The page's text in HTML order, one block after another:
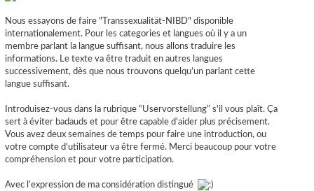
Nous essayons de faire "Transsexualität-NIBD" disponible
internationalement. Pour les categories et langues où il y a un
membre parlant la langue suffisant, nous allons traduire les
informations. Le texte va être traduit en autres langues
successivement, dès que nous trouvons quelqu’un parlant cette
langue suffisant.
Introduisez-vous dans la rubrique “Uservorstellung” s'il vous plaît. Ça
sert à éviter badauds et pour être capable d'aider plus précisement.
Vous avez deux semaines de temps pour faire une introduction, ou
votre compte d’utilisateur va être fermé. Merci beaucoup pour votre
compréhension et pour votre participation.
Avec l’expression de ma considération distingué